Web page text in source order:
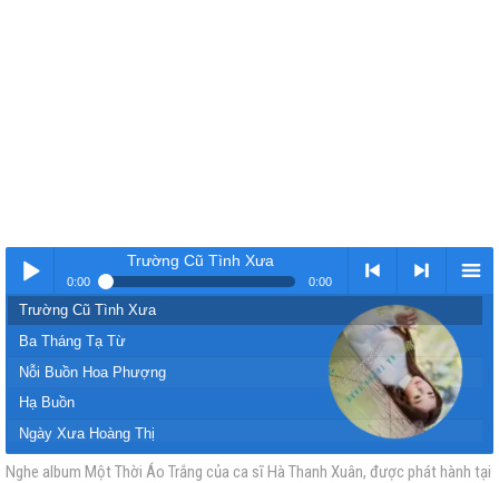
Nhạc
Trường Cũ Tình Xưa
0:00 0:00
< Kho > Kho
Trường Cũ Tình Xưa
Ba Tháng Tạ Từ
Nỗi Buồn Hoa Phượng
Hạ Buồn
Ngày Xưa Hoàng Thị
Họp Mặt Lần Cuối
Nghe album Một Thời Áo Trắng của ca sĩ Hà Thanh Xuân, được phát hành tại